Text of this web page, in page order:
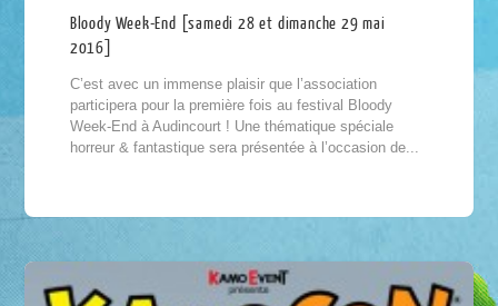
Bloody Week-End [samedi 28 et dimanche 29 mai
2016]
C’est avec un immense plaisir que l’association
participera pour la première fois au festival Bloody
Week-End à Audincourt ! Une thématique spéciale
horreur & fantastique sera présentée à l’occasion de...